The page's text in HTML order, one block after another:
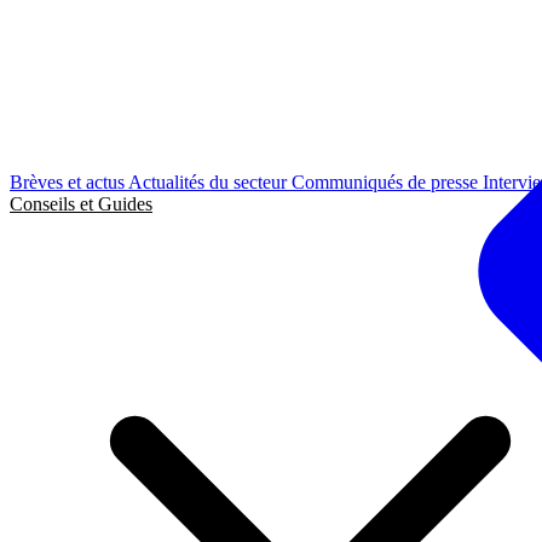
Brèves et actus Actualités du secteurCommuniqués de presse
Conseils et Guides